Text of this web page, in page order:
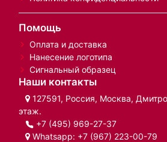
Помощь
Оплата и доставка
Нанесение логотипа
Сигнальный образец
Наши контакты
127591, Россия, Москва,
этаж.
+7 (495) 969-27-37
Whatsapp: +7 (967) 223-00-79